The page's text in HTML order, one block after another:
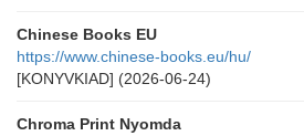
Chinese Books EU
https://www.chinese-books.eu/hu/
[KONYVKIAD] (2026-06-24)
Chroma Print Nyomda